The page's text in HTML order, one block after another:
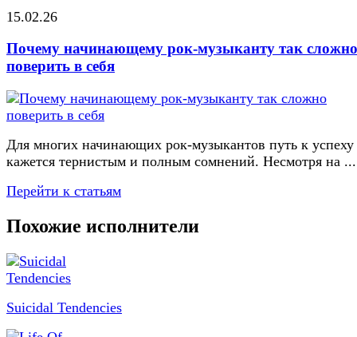
15.02.26
Почему начинающему рок-музыканту так сложно
поверить в себя
Для многих начинающих рок-музыкантов путь к успеху
кажется тернистым и полным сомнений. Несмотря на ...
Перейти к статьям
Похожие исполнители
Suicidal Tendencies